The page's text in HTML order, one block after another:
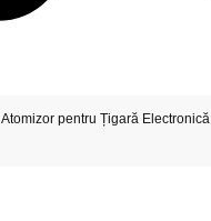
Atomizor pentru Țigară Electronică